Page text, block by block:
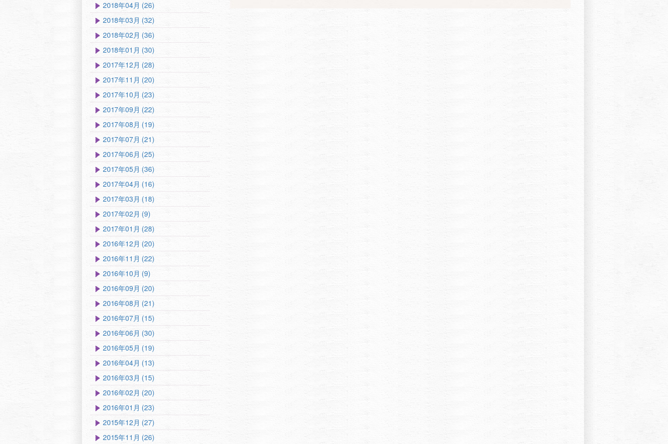
2018年04月 (26)
2018年03月 (32)
2018年02月 (36)
2018年01月 (30)
2017年12月 (28)
2017年11月 (20)
2017年10月 (23)
2017年09月 (22)
2017年08月 (19)
2017年07月 (21)
2017年06月 (25)
2017年05月 (36)
2017年04月 (16)
2017年03月 (18)
2017年02月 (9)
2017年01月 (28)
2016年12月 (20)
2016年11月 (22)
2016年10月 (9)
2016年09月 (20)
2016年08月 (21)
2016年07月 (15)
2016年06月 (30)
2016年05月 (19)
2016年04月 (13)
2016年03月 (15)
2016年02月 (20)
2016年01月 (23)
2015年12月 (27)
2015年11月 (26)